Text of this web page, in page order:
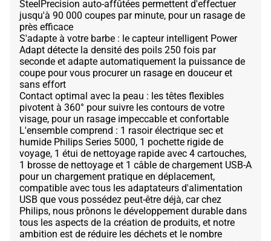
SteelPrecision auto-affûtées permettent d'effectuer
jusqu'à 90 000 coupes par minute, pour un rasage de
près efficace
S'adapte à votre barbe : le capteur intelligent Power
Adapt détecte la densité des poils 250 fois par
seconde et adapte automatiquement la puissance de
coupe pour vous procurer un rasage en douceur et
sans effort
Contact optimal avec la peau : les têtes flexibles
pivotent à 360° pour suivre les contours de votre
visage, pour un rasage impeccable et confortable
L'ensemble comprend : 1 rasoir électrique sec et
humide Philips Series 5000, 1 pochette rigide de
voyage, 1 étui de nettoyage rapide avec 4 cartouches,
1 brosse de nettoyage et 1 câble de chargement USB-A
pour un chargement pratique en déplacement,
compatible avec tous les adaptateurs d'alimentation
USB que vous possédez peut-être déjà, car chez
Philips, nous prônons le développement durable dans
tous les aspects de la création de produits, et notre
ambition est de réduire les déchets et le nombre